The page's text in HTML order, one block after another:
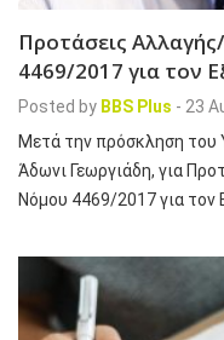
Προτάσεις
4469/2017 για τον
Posted by BBS Plus - 23
Μετά την πρόσκληση του
Άδωνι Γεωργιάδη, για
Νόμου 4469/2017 για τον